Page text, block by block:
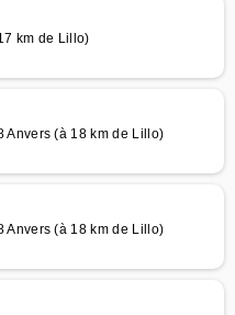
km de Lillo)
Anvers (à 18 km de Lillo)
Anvers (à 18 km de Lillo)